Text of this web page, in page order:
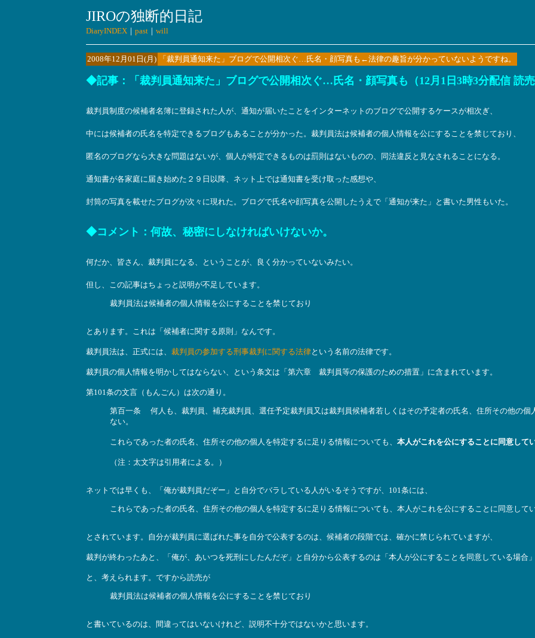
JIROの独断的日記
DiaryINDEX ｜ past ｜ will
2008年12月01日(月) 「裁判員通知来た」ブログで公開相次ぐ…氏名・顔写真も←法律の趣旨が分かっていないようですね。
◆記事：「裁判員通知来た」ブログで公開相次ぐ…氏名・顔写真も（12月1日3時3分配信 読
裁判員制度の候補者名簿に登録された人が、通知が届いたことをインターネットのブログで公開するケースが相次ぎ、
中には候補者の氏名を特定できるブログもあることが分かった。裁判員法は候補者の個人情報を公にすることを禁じており、
匿名のブログなら大きな問題はないが、個人が特定できるものは罰則はないものの、同法違反と見なされることになる。
通知書が各家庭に届き始めた２９日以降、ネット上では通知書を受け取った感想や、
封筒の写真を載せたブログが次々に現れた。ブログで氏名や顔写真を公開したうえで「通知が来た」と書いた男性もいた。
◆コメント：何故、秘密にしなければいけないか。
何だか、皆さん、裁判員になる、ということが、良く分かっていないみたい。
但し、この記事はちょっと説明が不足しています。
裁判員法は候補者の個人情報を公にすることを禁じており
とあります。これは「候補者に関する原則」なんです。
裁判員法は、正式には、 裁判員の参加する刑事裁判に関する法律という名前の法律です。
裁判員の個人情報を明かしてはならない、という条文は「第六章 裁判員等の保護のための措置」に含まれています。
第101条の文言（もんごん）は次の通り。
第百一条 何人も、裁判員、補充裁判員、選任予定裁判員又は裁判員候補者若しくはその予定者の氏名、住所その他の個
ない。
これらであった者の氏名、住所その他の個人を特定するに足りる情報についても、 本人がこれを公にすることに同意して
（注：太文字は引用者による。）
ネットでは早くも、「俺が裁判員だぞー」と自分でバラしている人がいるそうですが、101条には、
これらであった者の氏名、住所その他の個人を特定するに足りる情報についても、本人がこれを公にすることに同意して
とされています。自分が裁判員に選ばれた事を自分で公表するのは、候補者の段階では、確かに禁じられていますが、
裁判が終わったあと、「俺が、あいつを死刑にしたんだぞ」と自分から公表するのは「本人が公にすることを同意している場合
と、考えられます。ですから読売が
裁判員法は候補者の個人情報を公にすることを禁じており
と書いているのは、間違ってはいないけれど、説明不十分ではないかと思います。